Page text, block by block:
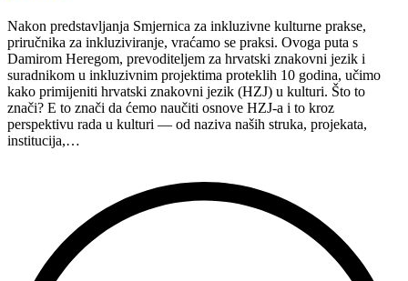
Nakon predstavljanja Smjernica za inkluzivne kulturne prakse,
priručnika za inkluziviranje, vraćamo se praksi. Ovoga puta s
Damirom Heregom, prevoditeljem za hrvatski znakovni jezik i
suradnikom u inkluzivnim projektima proteklih 10 godina, učimo
kako primijeniti hrvatski znakovni jezik (HZJ) u kulturi. Što to
znači? E to znači da ćemo naučiti osnove HZJ-a i to kroz
perspektivu rada u kulturi — od naziva naših struka, projekata,
institucija,…